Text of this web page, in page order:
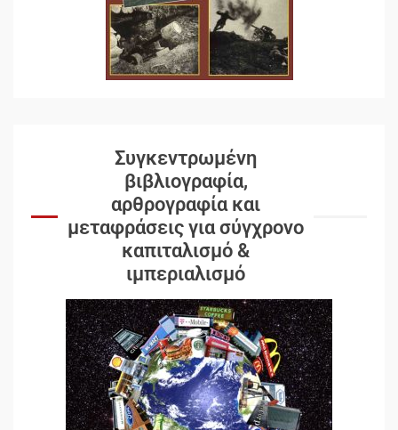
Συγκεντρωμένη
βιβλιογραφία,
αρθρογραφία και
μεταφράσεις για σύγχρονο
καπιταλισμό &
ιμπεριαλισμό